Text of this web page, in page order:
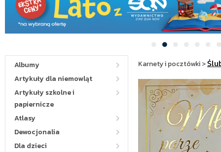
Albumy
Artykuły dla niemowląt
Artykuły szkolne i
papiernicze
Atlasy
Dewocjonalia
Dla dzieci
Karnety i pocztówki>